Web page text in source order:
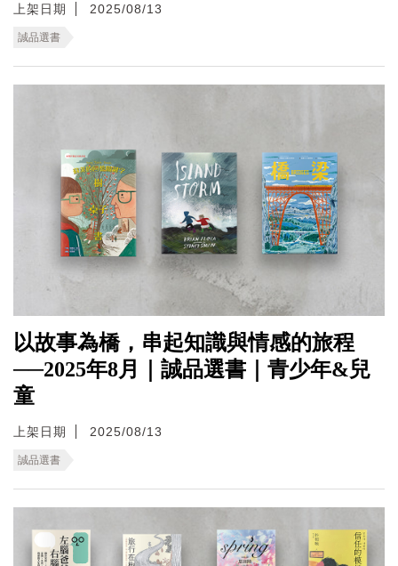
上架日期 2025/08/13
誠品選書
以故事為橋，串起知識與情感的旅程
──2025年8月｜誠品選書｜青少年&兒
童
上架日期 2025/08/13
誠品選書